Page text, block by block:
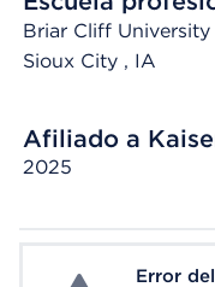
Briar Cliff University
Sioux City , IA
Afiliado a
2025
System Error
Error